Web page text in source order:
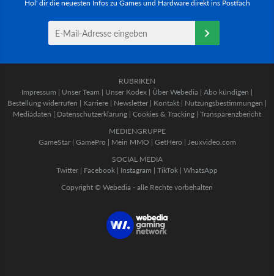
Hol' dir die neuesten Infos zu Games und Hardware direkt ins Postfach
RUBRIKEN
Impressum | Unser Team | Unser Kodex | Über Webedia | Abo kündigen |
Bestellung widerrufen | Karriere | Newsletter | Kontakt | Nutzungsbestimmungen |
Mediadaten | Datenschutzerklärung | Cookies & Tracking | Transparenzbericht
MEDIENGRUPPE
GameStar| GamePro | Mein MMO | GetHero | Jeuxvideo.com
SOCIAL MEDIA
Twitter | Facebook | Instagram | TikTok | WhatsApp
Copyright © Webedia - alle Rechte vorbehalten